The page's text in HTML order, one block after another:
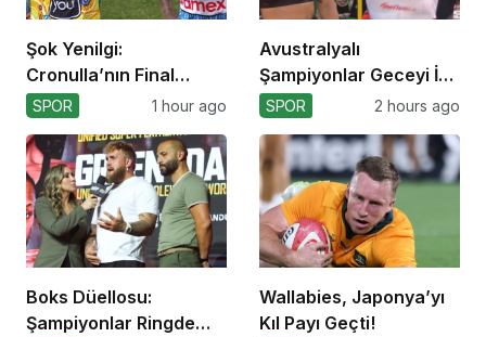
Şok Yenilgi:
Cronulla’nın Final
Umutları Sarsıldı
SPOR 1 hour ago
Avustralyalı
Şampiyonlar Geceyi İki
Yenilgiyle Kapadı
SPOR 2 hours ago
Boks Düellosu:
Şampiyonlar Ringde
Wallabies, Japonya’yı
Kıl Payı Geçti!